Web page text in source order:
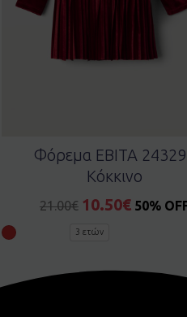
Φόρεμα EBITA
Κόκκινο
21.00€ 10.50€ 50%
3 ετών